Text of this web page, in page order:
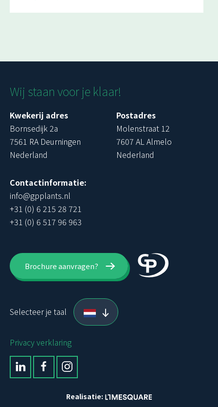
Wij staan voor je klaar!
Kwekerij adres
Bornsedijk 2a
7561 RA Deurningen
Nederland
Postadres
Molenstraat 12
7607 AL Almelo
Nederland
Contactinformatie:
info@gpplants.nl
+31 (0) 6 215 28 721
+31 (0) 6 517 96 963
Brochure aanvragen?
Selecteer je taal
Privacy verklaring
Realisatie: